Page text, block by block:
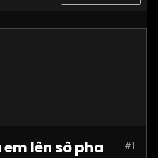
#1
lên sô pha